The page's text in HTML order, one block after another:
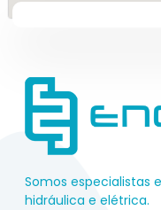
Somos
hidráulica e elétrica.